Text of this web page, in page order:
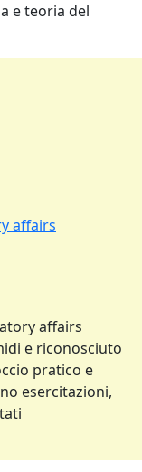
e teoria del
affairs
affairs
e riconosciuto
pratico e
esercitazioni,